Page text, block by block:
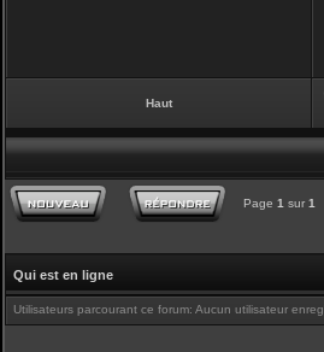
Haut
Page 1 sur 1
Qui est en ligne
Utilisateurs parcourant ce forum: Aucun utilisateur